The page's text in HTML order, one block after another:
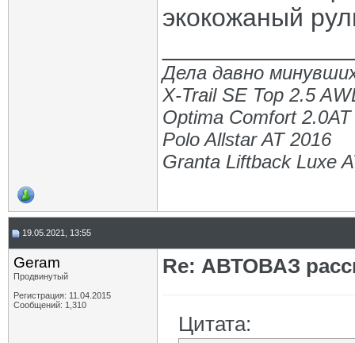
экокожаный
Дела давно
X-Trail SE Top 2.5
Optima Comfort
Polo Allstar AT 2016
Granta Liftback Luxe
19.05.2021, 13:55
Geram
Продвинутый
Регистрация: 11.04.2015
Сообщений: 1,310
Re: АВТОВАЗ
Цитата: